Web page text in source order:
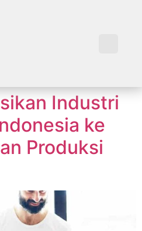
Industri
ke
Produksi